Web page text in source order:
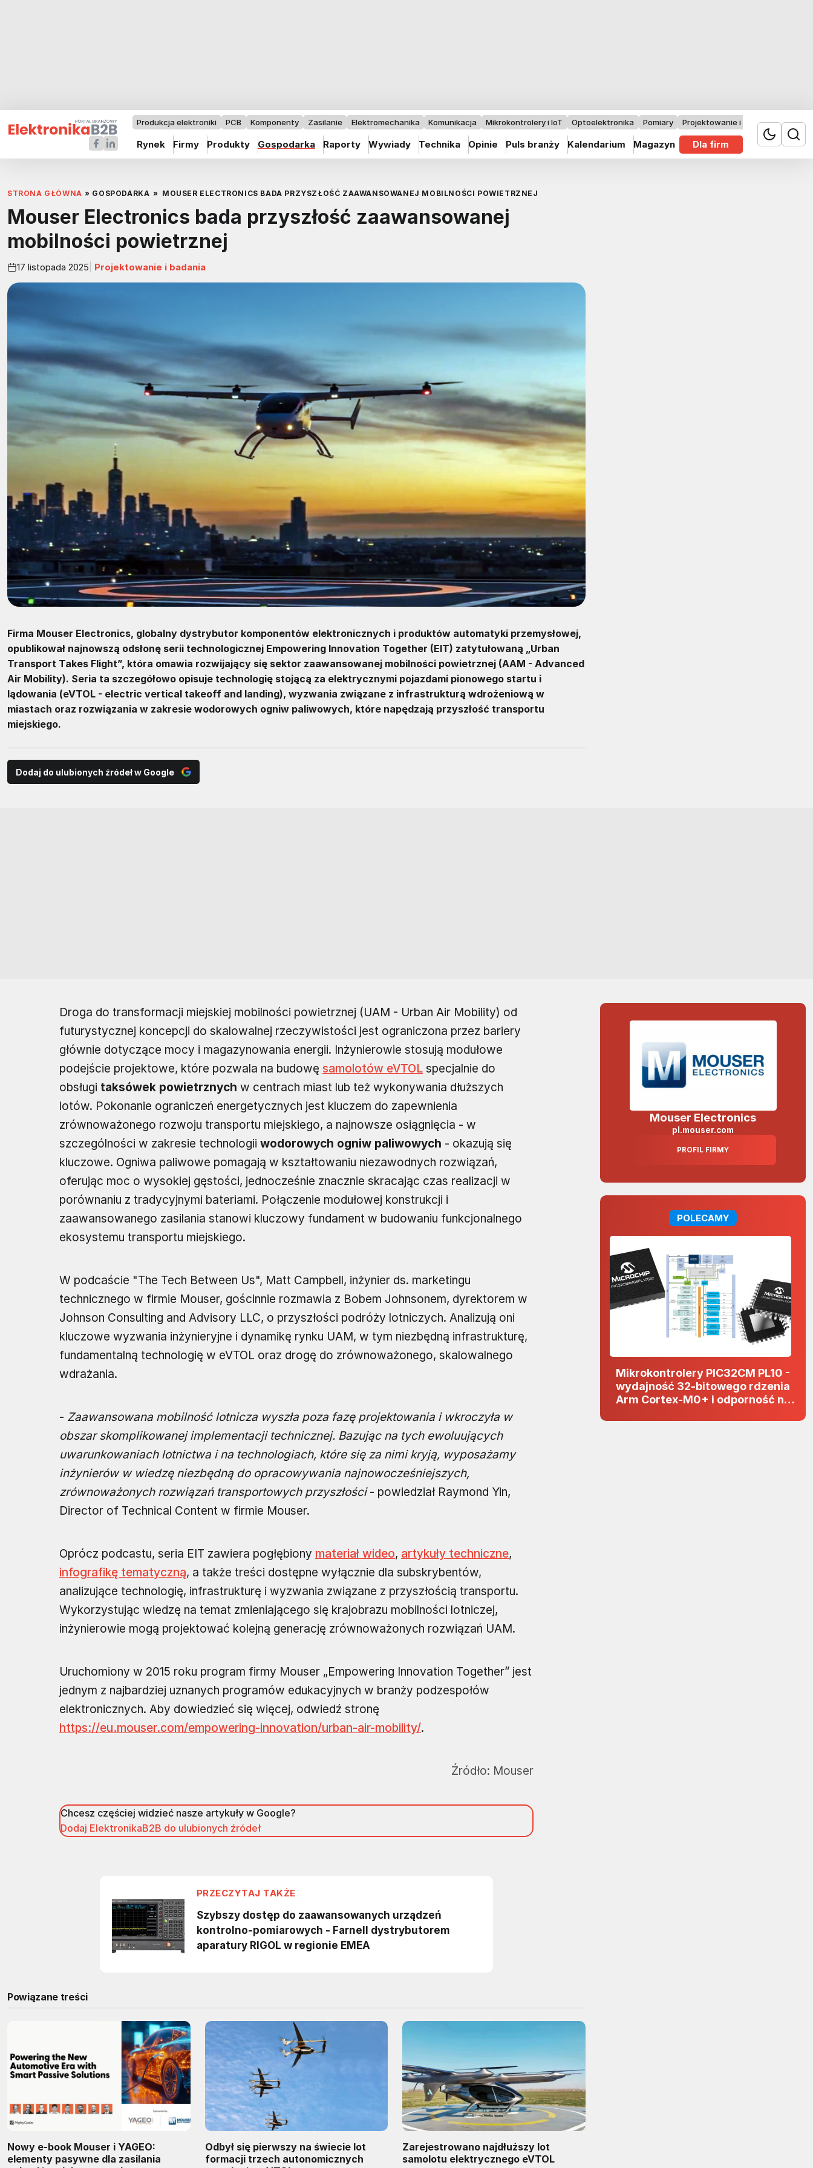
Produkcja elektroniki PCB Komponenty Zasilanie Elektromechanika Komunikacja Mikrokontrolery i IoT Optoelektronika Pomiary Projektowanie i badania
Rynek Firmy Produkty Gospodarka Raporty Wywiady Technika Opinie Puls branży Kalendarium Magazyn Dla firm
STRONA GŁÓWNA » GOSPODARKA » MOUSER ELECTRONICS BADA PRZYSZŁOŚĆ ZAAWANSOWANEJ MOBILNOŚCI POWIETRZNEJ
Mouser Electronics bada przyszłość zaawansowanej
mobilności powietrznej
17 listopada 2025 Projektowanie i badania
Firma Mouser Electronics, globalny dystrybutor komponentów elektronicznych i produktów automatyki przemysłowej,
opublikował najnowszą odsłonę serii technologicznej Empowering Innovation Together (EIT) zatytułowaną „Urban
Transport Takes Flight”, która omawia rozwijający się sektor zaawansowanej mobilności powietrznej (AAM - Advanced
Air Mobility). Seria ta szczegółowo opisuje technologię stojącą za elektrycznymi pojazdami pionowego startu i
lądowania (eVTOL - electric vertical takeoff and landing), wyzwania związane z infrastrukturą wdrożeniową w
miastach oraz rozwiązania w zakresie wodorowych ogniw paliwowych, które napędzają przyszłość transportu
miejskiego.
Dodaj do ulubionych źródeł w Google
Droga do transformacji miejskiej mobilności powietrznej (UAM - Urban Air Mobility) od
futurystycznej koncepcji do skalowalnej rzeczywistości jest ograniczona przez bariery
głównie dotyczące mocy i magazynowania energii. Inżynierowie stosują modułowe
podejście projektowe, które pozwala na budowę samolotów eVTOL specjalnie do
obsługi taksówek powietrznych w centrach miast lub też wykonywania dłuższych
lotów. Pokonanie ograniczeń energetycznych jest kluczem do zapewnienia
zrównoważonego rozwoju transportu miejskiego, a najnowsze osiągnięcia - w
szczególności w zakresie technologii wodorowych ogniw paliwowych - okazują się
kluczowe. Ogniwa paliwowe pomagają w kształtowaniu niezawodnych rozwiązań,
oferując moc o wysokiej gęstości, jednocześnie znacznie skracając czas realizacji w
porównaniu z tradycyjnymi bateriami. Połączenie modułowej konstrukcji i
zaawansowanego zasilania stanowi kluczowy fundament w budowaniu funkcjonalnego
ekosystemu transportu miejskiego.
W podcaście "The Tech Between Us", Matt Campbell, inżynier ds. marketingu
technicznego w firmie Mouser, gościnnie rozmawia z Bobem Johnsonem, dyrektorem w
Johnson Consulting and Advisory LLC, o przyszłości podróży lotniczych. Analizują oni
kluczowe wyzwania inżynieryjne i dynamikę rynku UAM, w tym niezbędną infrastrukturę,
fundamentalną technologię w eVTOL oraz drogę do zrównoważonego, skalowalnego
wdrażania.
- Zaawansowana mobilność lotnicza wyszła poza fazę projektowania i wkroczyła w
obszar skomplikowanej implementacji technicznej. Bazując na tych ewoluujących
uwarunkowaniach lotnictwa i na technologiach, które się za nimi kryją, wyposażamy
inżynierów w wiedzę niezbędną do opracowywania najnowocześniejszych,
zrównoważonych rozwiązań transportowych przyszłości- powiedział Raymond Yin,
Director of Technical Content w firmie Mouser.
Oprócz podcastu, seria EIT zawiera pogłębiony materiał wideo, artykuły techniczne,
infografikę tematyczną, a także treści dostępne wyłącznie dla subskrybentów,
analizujące technologię, infrastrukturę i wyzwania związane z przyszłością transportu.
Wykorzystując wiedzę na temat zmieniającego się krajobrazu mobilności lotniczej,
inżynierowie mogą projektować kolejną generację zrównoważonych rozwiązań UAM.
Uruchomiony w 2015 roku program firmy Mouser „Empowering Innovation Together” jest
jednym z najbardziej uznanych programów edukacyjnych w branży podzespołów
elektronicznych. Aby dowiedzieć się więcej, odwiedź stronę
https://eu.mouser.com/empowering-innovation/urban-air-mobility/.
Źródło: Mouser
Chcesz częściej widzieć nasze artykuły w Google?
Dodaj ElektronikaB2B do ulubionych źródeł
Powiązane treści
Nowy e-book Mouser i YAGEO:
elementy pasywne dla zasilania
Odbył się pierwszy na świecie lot
formacji trzech autonomicznych
Zarejestrowano najdłuższy lot
samolotu elektrycznego eVTOL
Mouser Electronics
pl.mouser.com
PROFIL FIRMY
POLECAMY
Mikrokontrolery PIC32CM PL10 -
wydajność 32-bitowego rdzenia
Arm Cortex-M0+ i odporność na